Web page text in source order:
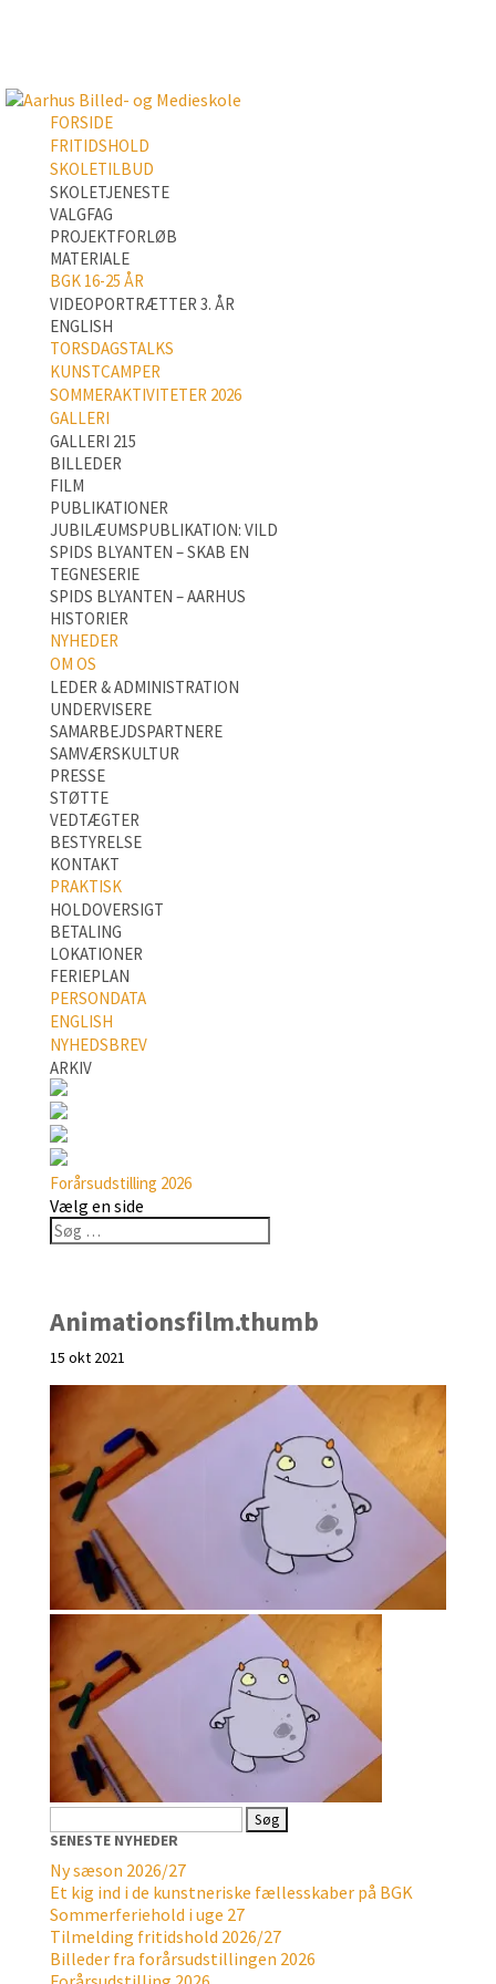
FORSIDE
FRITIDSHOLD
SKOLETILBUD
SKOLETJENESTE
VALGFAG
PROJEKTFORLØB
MATERIALE
BGK 16-25 ÅR
VIDEOPORTRÆTTER 3. ÅR
ENGLISH
TORSDAGSTALKS
KUNSTCAMPER
SOMMERAKTIVITETER 2026
GALLERI
GALLERI 215
BILLEDER
FILM
PUBLIKATIONER
JUBILÆUMSPUBLIKATION: VILD
SPIDS BLYANTEN – SKAB EN
TEGNESERIE
SPIDS BLYANTEN – AARHUS
HISTORIER
NYHEDER
OM OS
LEDER & ADMINISTRATION
UNDERVISERE
SAMARBEJDSPARTNERE
SAMVÆRSKULTUR
PRESSE
STØTTE
VEDTÆGTER
BESTYRELSE
KONTAKT
PRAKTISK
HOLDOVERSIGT
BETALING
LOKATIONER
FERIEPLAN
PERSONDATA
ENGLISH
NYHEDSBREV
ARKIV
Forårsudstilling 2026
Vælg en side
Animationsfilm.thumb
15 okt 2021
efter:
SENESTE NYHEDER
Ny sæson 2026/27
Et kig ind i de kunstneriske fællesskaber på BGK
Sommerferiehold i uge 27
Tilmelding fritidshold 2026/27
Billeder fra forårsudstillingen 2026